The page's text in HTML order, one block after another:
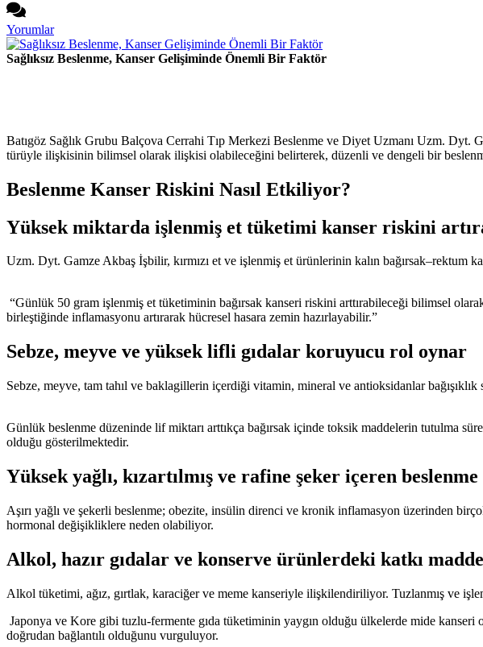
Yorumlar
Sağlıksız Beslenme, Kanser Gelişiminde Önemli Bir Faktör
Batıgöz Sağlık Grubu Balçova Cerrahi Tıp Merkezi Beslenme ve Diyet Uzmanı Uzm. Dyt.
türüyle ilişkisinin bilimsel olarak ilişkisi olabileceğini belirterek, düzenli ve dengeli bir
Beslenme Kanser Riskini Nasıl Etkiliyor?
Yüksek miktarda işlenmiş et tüketimi kanser riskini
Uzm. Dyt. Gamze Akbaş İşbilir, kırmızı et ve işlenmiş et ürünlerinin kalın bağırsak–rektum
“Günlük 50 gram işlenmiş et tüketiminin bağırsak kanseri riskini arttırabileceği bilimsel
birleştiğinde inflamasyonu artırarak hücresel hasara zemin hazırlayabilir.”
Sebze, meyve ve yüksek lifli gıdalar koruyucu rol oynar
Sebze, meyve, tam tahıl ve baklagillerin içerdiği vitamin, mineral ve antioksidanlar
Günlük beslenme düzeninde lif miktarı arttıkça bağırsak içinde toksik maddelerin tutulma
olduğu gösterilmektedir.
Yüksek yağlı, kızartılmış ve rafine şeker içeren
Aşırı yağlı ve şekerli beslenme; obezite, insülin direnci ve kronik inflamasyon üzerinden
hormonal değişikliklere neden olabiliyor.
Alkol, hazır gıdalar ve konserve ürünlerdeki katkı
Alkol tüketimi, ağız, gırtlak, karaciğer ve meme kanseriyle ilişkilendiriliyor. Tuzlanmış ve
Japonya ve Kore gibi tuzlu-fermente gıda tüketiminin yaygın olduğu ülkelerde mide
doğrudan bağlantılı olduğunu vurguluyor.